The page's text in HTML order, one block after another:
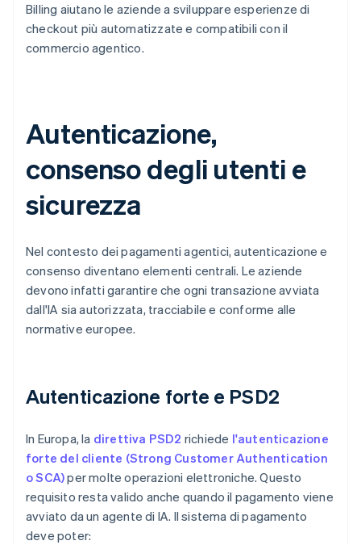
Billing aiutano le aziende a sviluppare esperienze di
checkout più automatizzate e compatibili con il
commercio agentico.
Autenticazione,
consenso degli utenti e
sicurezza
Nel contesto dei pagamenti agentici, autenticazione e
consenso diventano elementi centrali. Le aziende
devono infatti garantire che ogni transazione avviata
dall'IA sia autorizzata, tracciabile e conforme alle
normative europee.
Autenticazione forte e PSD2
In Europa, la direttiva PSD2 richiede l'autenticazione
forte del cliente (Strong Customer Authentication
o SCA)per molte operazioni elettroniche. Questo
requisito resta valido anche quando il pagamento viene
avviato da un agente di IA. Il sistema di pagamento
deve poter: